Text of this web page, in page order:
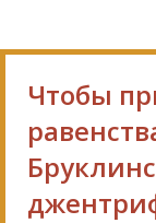
Чтобы